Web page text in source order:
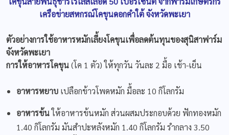
เครือข่ายสหกรณ์โคขุนดอกคำใต้ จังหวัดพะเยา
ตัวอย่างการใช้อาหารหมักเลี้ยงโคขุนเพื่อลดต้นทุนของสุนิสาฟาร์ม
จังหวัดพะเยา
การให้อาหารโคขุน(โค 1 ตัว) ให้ทุกวัน วันละ 2 มื้อ เช้า-เย็น
อาหารหยาบ เปลือกข้าวโพดหมัก มื้อละ 10 กิโลกรัม
อาหารข้นให้อาหารข้นหมัก ส่วนผสมประกอบด้วย ฟักทองหมัก
1.40 กิโลกรัม มันสำปะหลังหมัก 1.40 กิโลกรัม รำกลาง 3.50